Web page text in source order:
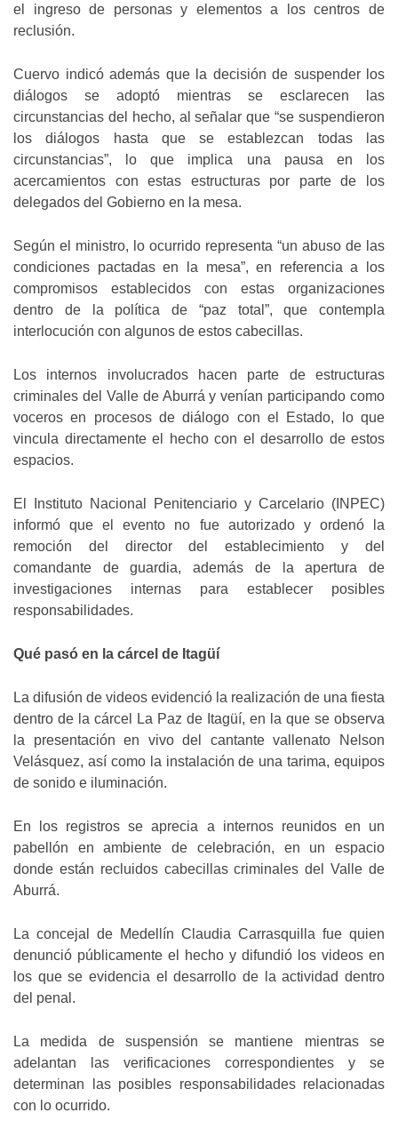
el ingreso de personas y elementos a los centros de
reclusión.
Cuervo indicó además que la decisión de suspender los
diálogos se adoptó mientras se esclarecen las
circunstancias del hecho, al señalar que “se suspendieron
los diálogos hasta que se establezcan todas las
circunstancias”, lo que implica una pausa en los
acercamientos con estas estructuras por parte de los
delegados del Gobierno en la mesa.
Según el ministro, lo ocurrido representa “un abuso de las
condiciones pactadas en la mesa”, en referencia a los
compromisos establecidos con estas organizaciones
dentro de la política de “paz total”, que contempla
interlocución con algunos de estos cabecillas.
Los internos involucrados hacen parte de estructuras
criminales del Valle de Aburrá y venían participando como
voceros en procesos de diálogo con el Estado, lo que
vincula directamente el hecho con el desarrollo de estos
espacios.
El Instituto Nacional Penitenciario y Carcelario (INPEC)
informó que el evento no fue autorizado y ordenó la
remoción del director del establecimiento y del
comandante de guardia, además de la apertura de
investigaciones internas para establecer posibles
responsabilidades.
Qué pasó en la cárcel de Itagüí
La difusión de videos evidenció la realización de una fiesta
dentro de la cárcel La Paz de Itagüí, en la que se observa
la presentación en vivo del cantante vallenato Nelson
Velásquez, así como la instalación de una tarima, equipos
de sonido e iluminación.
En los registros se aprecia a internos reunidos en un
pabellón en ambiente de celebración, en un espacio
donde están recluidos cabecillas criminales del Valle de
Aburrá.
La concejal de Medellín Claudia Carrasquilla fue quien
denunció públicamente el hecho y difundió los videos en
los que se evidencia el desarrollo de la actividad dentro
del penal.
La medida de suspensión se mantiene mientras se
adelantan las verificaciones correspondientes y se
determinan las posibles responsabilidades relacionadas
con lo ocurrido.